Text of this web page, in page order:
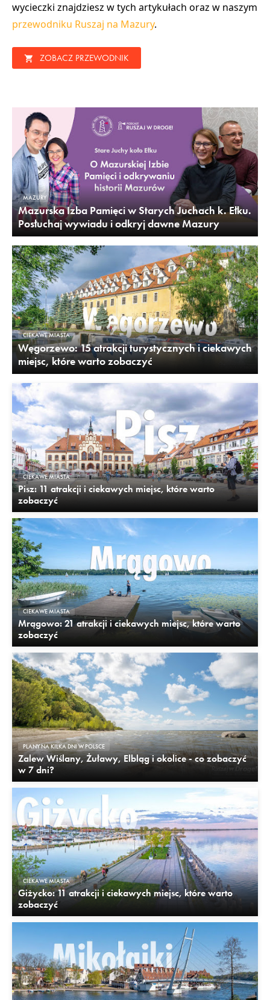
wycieczki znajdziesz w tych artykułach oraz w naszym
przewodniku Ruszaj na Mazury.
ZOBACZ PRZEWODNIK
MAZURY
Mazurska Izba Pamięci w Starych Juchach k. Ełku.
Posłuchaj wywiadu i odkryj dawne Mazury
CIEKAWE MIASTA
Węgorzewo: 15 atrakcji turystycznych i ciekawych
miejsc, które warto zobaczyć
CIEKAWE MIASTA
Pisz: 11 atrakcji i ciekawych miejsc, które warto
zobaczyć
CIEKAWE MIASTA
Mrągowo: 21 atrakcji i ciekawych miejsc, które warto
zobaczyć
PLANY NA KILKA DNI W POLSCE
Zalew Wiślany, Żuławy, Elbląg i okolice - co zobaczyć
w 7 dni?
CIEKAWE MIASTA
Giżycko: 11 atrakcji i ciekawych miejsc, które warto
zobaczyć